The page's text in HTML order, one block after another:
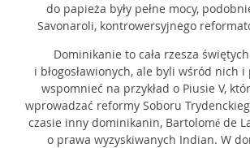
do papieża były pełne mocy,
Savonaroli, kontrowersyjnego
Dominikanie to cała rzesza świętych
i błogosławionych, ale byli wśród nich
wspomnieć na przykład o Piusie V,
wprowadzać reformy Soboru
czasie inny dominikanin, Bartolomé de
o prawa wyzyskiwanych Indian. W